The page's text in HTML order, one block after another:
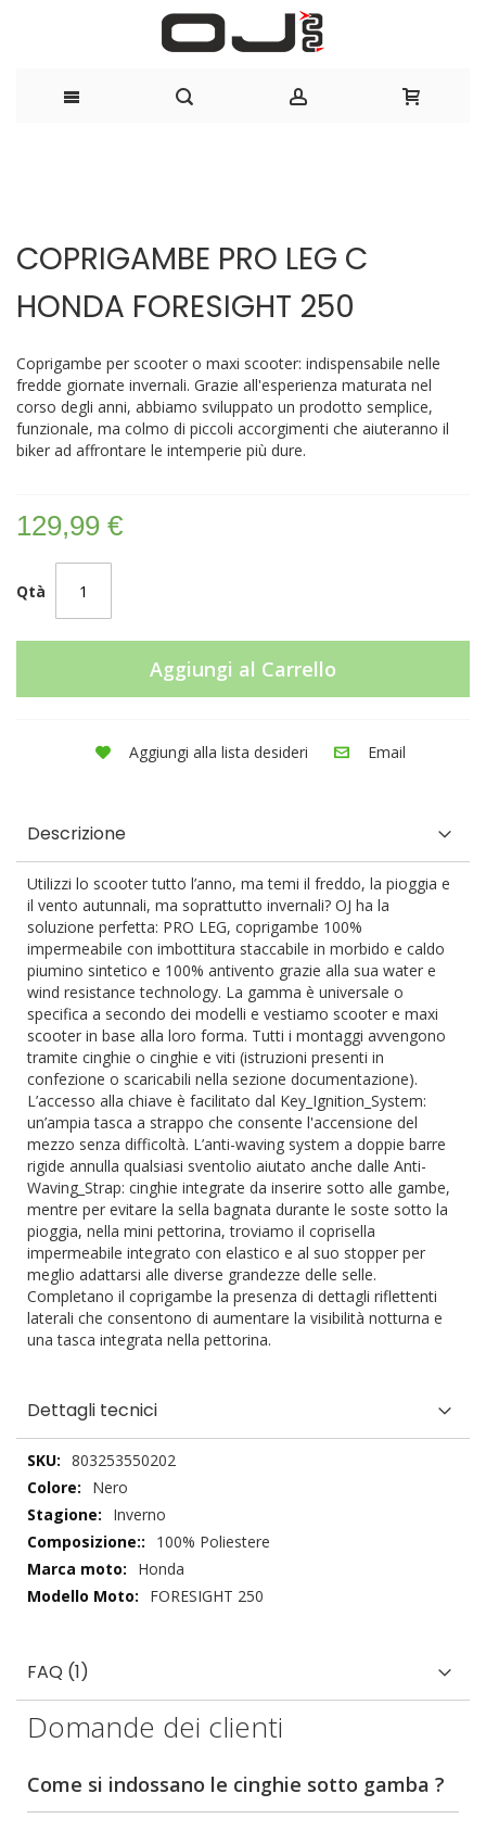
fine
galleria
di
della
di
immagini
COPRIGAMBE PRO LEG C
HONDA FORESIGHT 250
Coprigambe per scooter o maxi scooter: indispensabile nelle
fredde giornate invernali. Grazie all'esperienza maturata nel
corso degli anni, abbiamo sviluppato un prodotto semplice,
funzionale, ma colmo di piccoli accorgimenti che aiuteranno il
biker ad affrontare le intemperie più dure.
129,99 €
Qtà
Aggiungi al Carrello
Aggiungi alla lista desideri Email
Descrizione
Utilizzi lo scooter tutto l’anno, ma temi il freddo, la pioggia e
il vento autunnali, ma soprattutto invernali? OJ ha la
soluzione perfetta: PRO LEG, coprigambe 100%
impermeabile con imbottitura staccabile in morbido e caldo
piumino sintetico e 100% antivento grazie alla sua water e
wind resistance technology. La gamma è universale o
specifica a secondo dei modelli e vestiamo scooter e maxi
scooter in base alla loro forma. Tutti i montaggi avvengono
tramite cinghie o cinghie e viti (istruzioni presenti in
confezione o scaricabili nella sezione documentazione).
L’accesso alla chiave è facilitato dal Key_Ignition_System:
un’ampia tasca a strappo che consente l'accensione del
mezzo senza difficoltà. L’anti-waving system a doppie barre
rigide annulla qualsiasi sventolio aiutato anche dalle Anti-
Waving_Strap: cinghie integrate da inserire sotto alle gambe,
mentre per evitare la sella bagnata durante le soste sotto la
pioggia, nella mini pettorina, troviamo il coprisella
impermeabile integrato con elastico e al suo stopper per
meglio adattarsi alle diverse grandezze delle selle.
Completano il coprigambe la presenza di dettagli riflettenti
laterali che consentono di aumentare la visibilità notturna e
una tasca integrata nella pettorina.
Dettagli tecnici
Dettagli
tecnici
803253550202
Nero
Inverno
100% Poliestere
Honda
FORESIGHT 250
FAQ (1)
Domande dei clienti
Come si indossano le cinghie sotto gamba ?